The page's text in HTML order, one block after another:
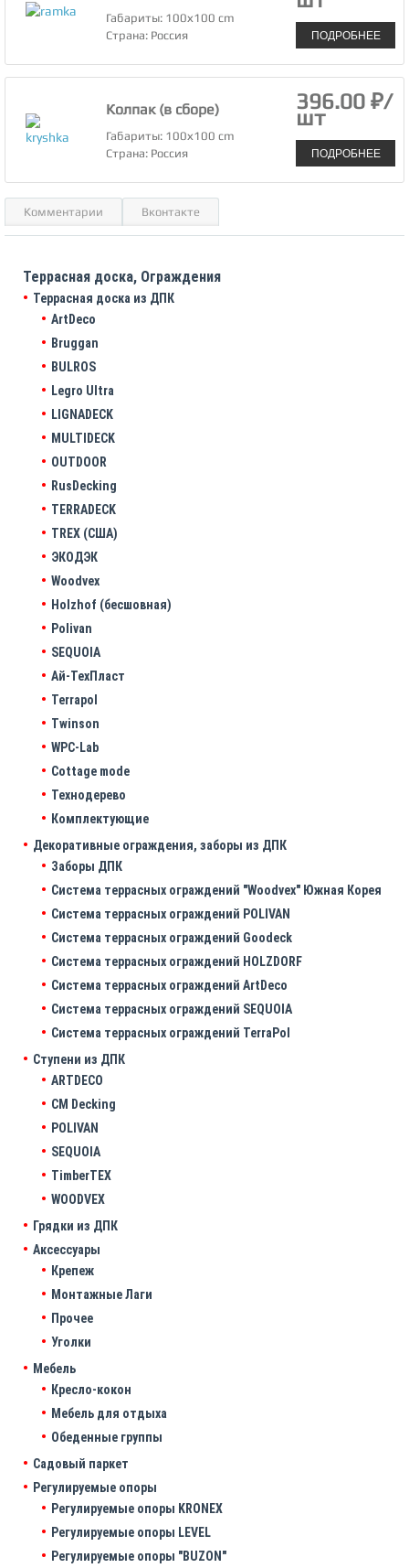
Габариты: 100х100 cm
Страна: Россия
ПОДРОБНЕЕ
Колпак (в сборе)
Габариты: 100х100 cm
Страна: Россия
396.00 ₽/
шт
ПОДРОБНЕЕ
Комментарии Вконтакте
Террасная доска, Ограждения
Террасная доска из ДПК
ArtDeco
Bruggan
BULROS
Legro Ultra
LIGNADECK
MULTIDECK
OUTDOOR
RusDecking
TERRADECK
TREX (США)
ЭКОДЭК
Woodvex
Holzhof (бесшовная)
Polivan
SEQUOIA
Ай-ТехПласт
Terrapol
Twinson
WPC-Lab
Cottage mode
Технодерево
Комплектующие
Декоративные ограждения, заборы из ДПК
Заборы ДПК
Система террасных ограждений "Woodvex" Южная Корея
Система террасных ограждений POLIVAN
Система террасных ограждений Goodeck
Система террасных ограждений HOLZDORF
Система террасных ограждений ArtDeco
Система террасных ограждений SEQUOIA
Система террасных ограждений TerraPol
Ступени из ДПК
ARTDECO
CM Decking
POLIVAN
SEQUOIA
TimberTEX
WOODVEX
Грядки из ДПК
Аксессуары
Крепеж
Монтажные Лаги
Прочее
Уголки
Мебель
Кресло-кокон
Мебель для отдыха
Обеденные группы
Садовый паркет
Регулируемые опоры
Регулируемые опоры KRONEX
Регулируемые опоры LEVEL
Регулируемые опоры "BUZON"